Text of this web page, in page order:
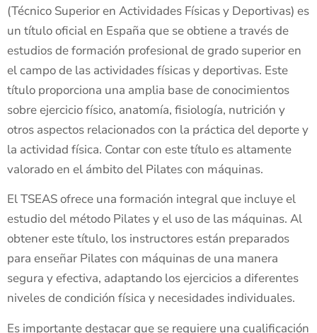
(Técnico Superior en Actividades Físicas y Deportivas) es
un título oficial en España que se obtiene a través de
estudios de formación profesional de grado superior en
el campo de las actividades físicas y deportivas. Este
título proporciona una amplia base de conocimientos
sobre ejercicio físico, anatomía, fisiología, nutrición y
otros aspectos relacionados con la práctica del deporte y
la actividad física. Contar con este título es altamente
valorado en el ámbito del Pilates con máquinas.
El TSEAS ofrece una formación integral que incluye el
estudio del método Pilates y el uso de las máquinas. Al
obtener este título, los instructores están preparados
para enseñar Pilates con máquinas de una manera
segura y efectiva, adaptando los ejercicios a diferentes
niveles de condición física y necesidades individuales.
Es importante destacar que se requiere una cualificación